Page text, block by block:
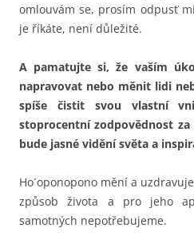
omlouvám se, prosím odpusť
je říkáte, není důležité.
A pamatujte si, že vaším
napravovat nebo měnit lidi
spíše čistit svou vlastní
stoprocentní zodpovědnost
bude jasné vidění světa a
Ho´oponopono mění a
způsob života a pro jeho
samotných nepotřebujeme.